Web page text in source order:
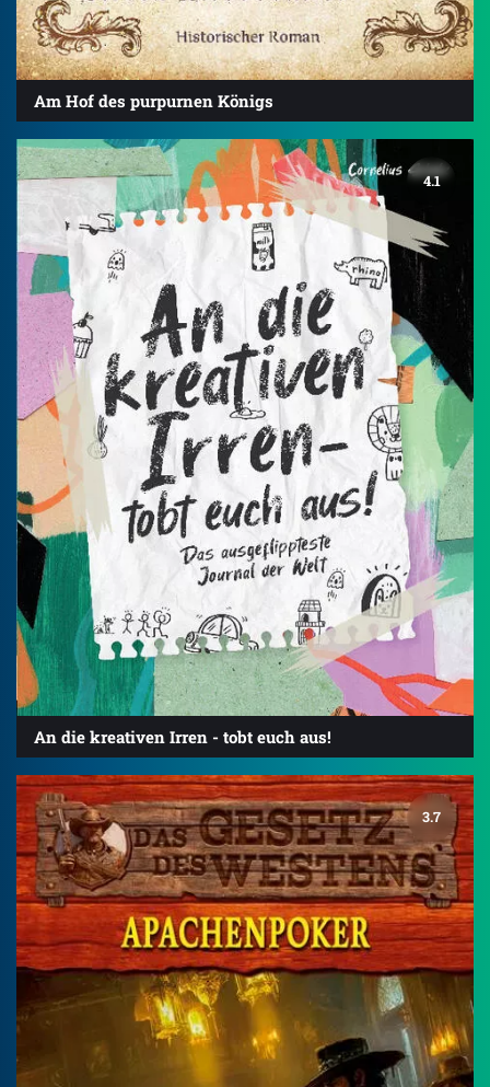
Am Hof des purpurnen Königs
4.1
An die kreativen Irren - tobt euch aus!
3.7